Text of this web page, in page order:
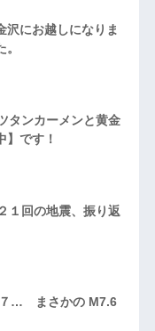
沢にお越しになりま
タンカーメンと黄金
】です！
１回の地震、振り返
７… まさかの M7.6